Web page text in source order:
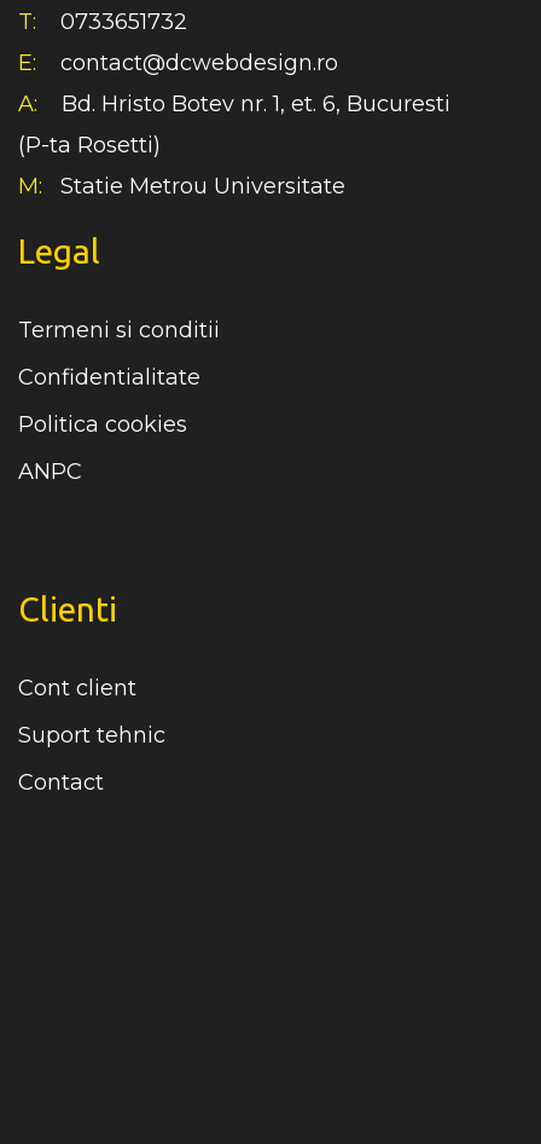
T:
0733651732
E:
contact@dcwebdesign.ro
A:
Bd. Hristo Botev nr. 1, et. 6, Bucuresti
(P-ta Rosetti)
M:
Statie Metrou Universitate
Legal
Termeni si conditii
Confidentialitate
Politica cookies
ANPC
Clienti
Cont client
Suport tehnic
Contact